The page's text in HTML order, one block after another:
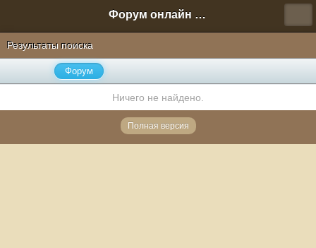
Форум онлайн игры "Новая Эра" (Нюра Биз)
Результаты поиска
Форум
Ничего не найдено.
Полная версия